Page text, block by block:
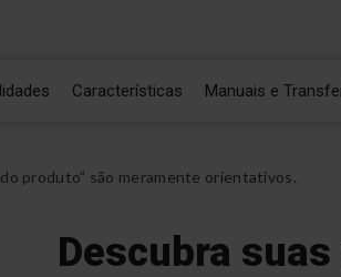
Características Manuais e
produto” são meramente orientativos.
Descubra